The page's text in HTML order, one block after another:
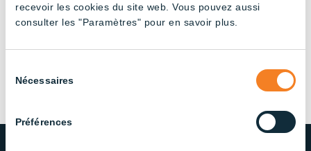
recevoir les cookies du site web. Vous pouvez aussi
consulter les "Paramètres" pour en savoir plus.
duNécessaires
Préférences
48V
Tube –